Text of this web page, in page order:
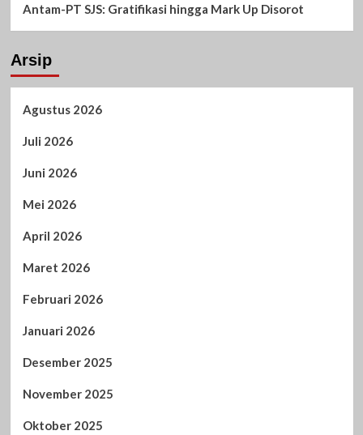
Antam-PT SJS: Gratifikasi hingga Mark Up Disorot
Arsip
Agustus 2026
Juli 2026
Juni 2026
Mei 2026
April 2026
Maret 2026
Februari 2026
Januari 2026
Desember 2025
November 2025
Oktober 2025